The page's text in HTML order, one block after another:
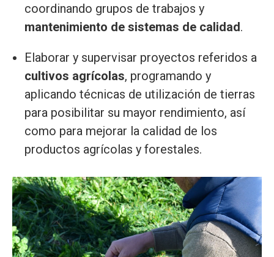
coordinando grupos de trabajos y
mantenimiento de sistemas de calidad.
Elaborar y supervisar proyectos referidos a
cultivos agrícolas, programando y
aplicando técnicas de utilización de tierras
para posibilitar su mayor rendimiento, así
como para mejorar la calidad de los
productos agrícolas y forestales.